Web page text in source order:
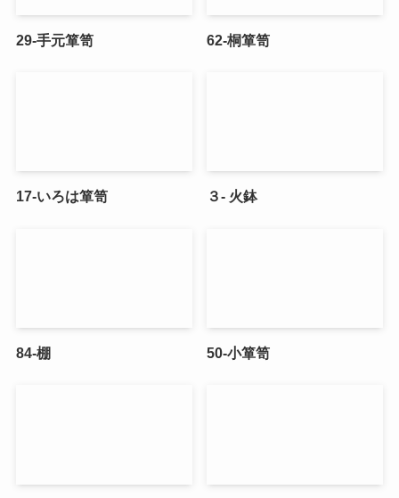
29-手元箪笥 62-桐箪笥
17-いろは箪笥 ３- 火鉢
84-棚 50-小箪笥